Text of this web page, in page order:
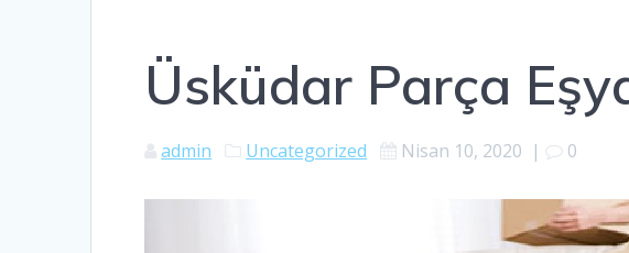
Üsküdar Parça
admin Uncategorized Nisan 10, 2020 | 0